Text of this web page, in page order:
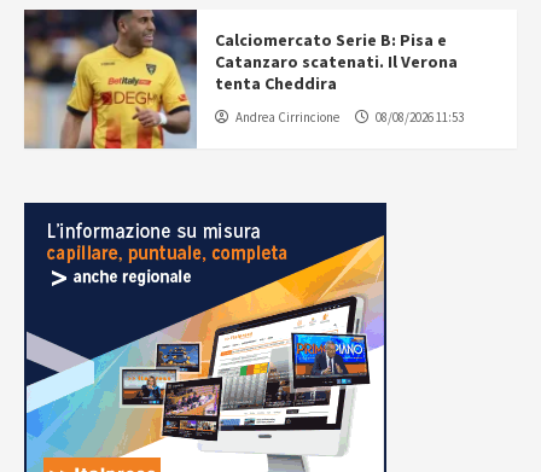
Calciomercato Serie B: Pisa e
Catanzaro scatenati. Il Verona
tenta Cheddira
Andrea Cirrincione 08/08/2026 11:53